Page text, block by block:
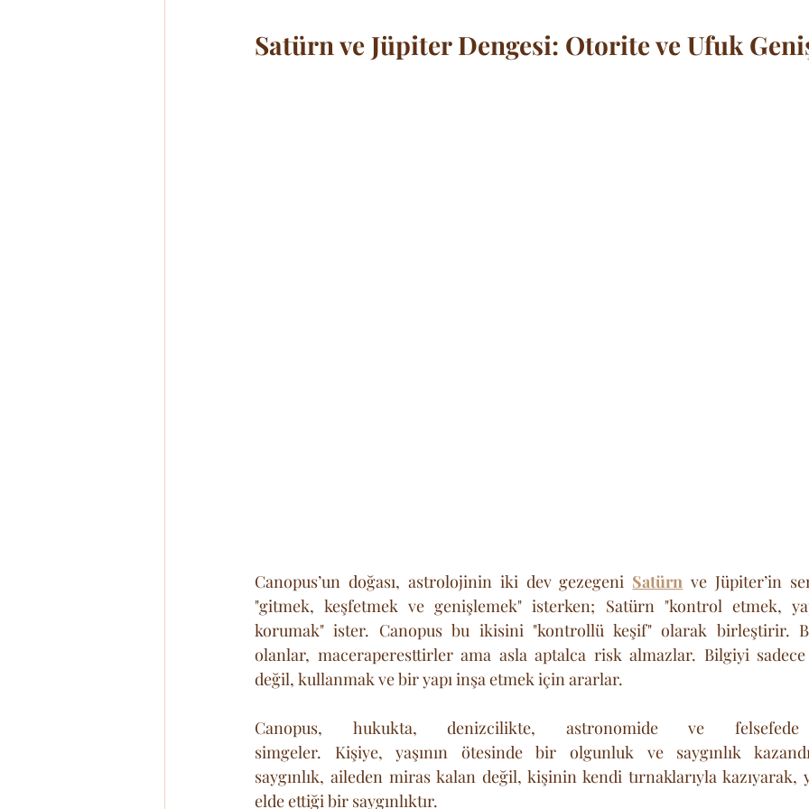
Satürn ve Jüpiter Dengesi: Otorite ve Ufuk
Canopus’un doğası, astrolojinin iki dev gezegeni Satürn ve Jüpiter’in
"gitmek, keşfetmek ve genişlemek" isterken; Satürn "kontrol etmek,
korumak" ister. Canopus bu ikisini "kontrollü keşif" olarak birleştirir.
olanlar, maceraperesttirler ama asla aptalca risk almazlar. Bilgiyi
değil, kullanmak ve bir yapı inşa etmek için ararlar.
Canopus, hukukta, denizcilikte, astronomide ve felsefede
simgeler. Kişiye, yaşının ötesinde bir olgunluk ve saygınlık
saygınlık, aileden miras kalan değil, kişinin kendi tırnaklarıyla kazıyarak,
elde ettiği bir saygınlıktır.